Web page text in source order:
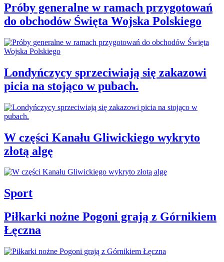
Próby generalne w ramach przygotowań
do obchodów Święta Wojska Polskiego
Londyńczycy sprzeciwiają się zakazowi
picia na stojąco w pubach.
W części Kanału Gliwickiego wykryto
złotą algę
Sport
Piłkarki nożne Pogoni grają z Górnikiem
Łęczna